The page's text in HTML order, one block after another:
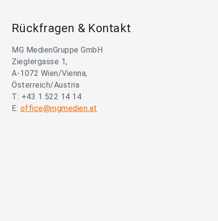
Rückfragen & Kontakt
MG MedienGruppe GmbH
Zieglergasse 1,
A-1072 Wien/Vienna,
Österreich/Austria
T: +43 1 522 14 14
E: office@mgmedien.at